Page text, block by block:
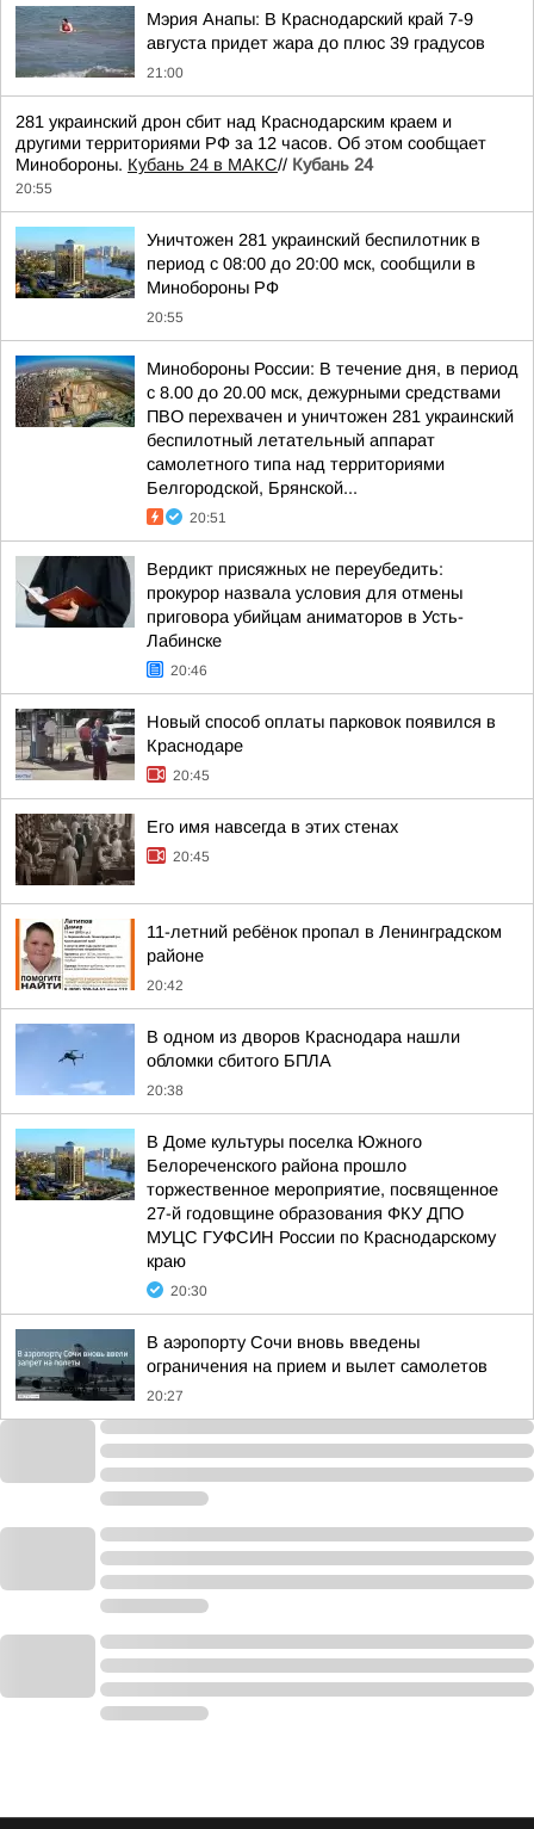
Мэрия Анапы: В Краснодарский край 7-9
августа придет жара до плюс 39 градусов
21:00
281 украинский дрон сбит над Краснодарским краем и
другими территориями РФ за 12 часов. Об этом сообщает
Минобороны. Кубань 24 в МАКС// Кубань 24
20:55
Уничтожен 281 украинский беспилотник в
период с 08:00 до 20:00 мск, сообщили в
Минобороны РФ
20:55
Минобороны России: В течение дня, в период
с 8.00 до 20.00 мск, дежурными средствами
ПВО перехвачен и уничтожен 281 украинский
беспилотный летательный аппарат
самолетного типа над территориями
Белгородской, Брянской...
20:51
Вердикт присяжных не переубедить:
прокурор назвала условия для отмены
приговора убийцам аниматоров в Усть-
Лабинске
20:46
Новый способ оплаты парковок появился в
Краснодаре
20:45
Его имя навсегда в этих стенах
20:45
11-летний ребёнок пропал в Ленинградском
районе
20:42
В одном из дворов Краснодара нашли
обломки сбитого БПЛА
20:38
В Доме культуры поселка Южного
Белореченского района прошло
торжественное мероприятие, посвященное
27-й годовщине образования ФКУ ДПО
МУЦС ГУФСИН России по Краснодарскому
краю
20:30
В аэропорту Сочи вновь введены
ограничения на прием и вылет самолетов
20:27